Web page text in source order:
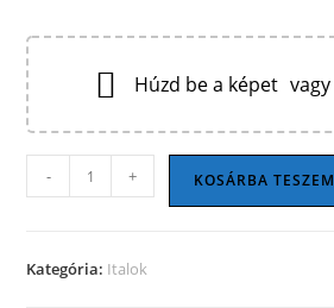
Húzd be a képet vagy
bögre
mennyiség
- + KOSÁRBA TESZEM
Kategória: Italok